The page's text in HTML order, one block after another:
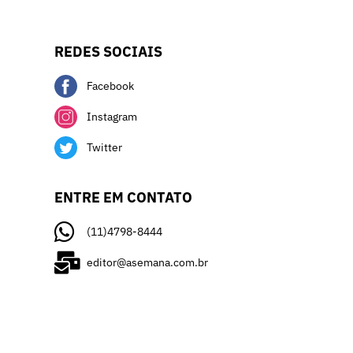
REDES SOCIAIS
Facebook
Instagram
Twitter
ENTRE EM CONTATO
(11)4798-8444
editor@asemana.com.br